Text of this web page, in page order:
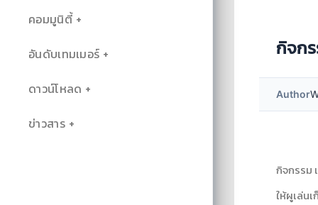
คอมมูนิตี้
อันดับเทมเมอร์
ดาวน์โหลด
ข่าวสาร
กิจก
Author
กิจกรรม
ให้ผูเล่น